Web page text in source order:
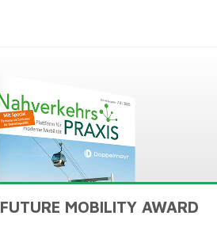
FUTURE MOBILITY AWARD